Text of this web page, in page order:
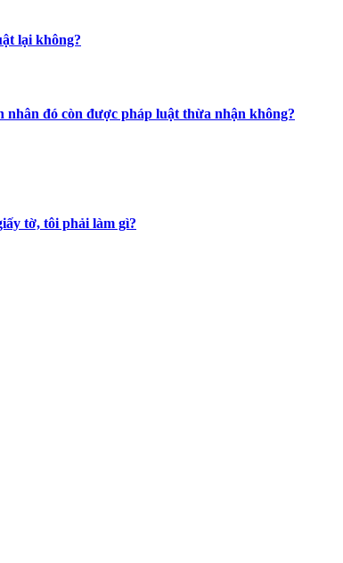
lại không?
đó còn được pháp luật thừa nhận không?
tờ, tôi phải làm gì?